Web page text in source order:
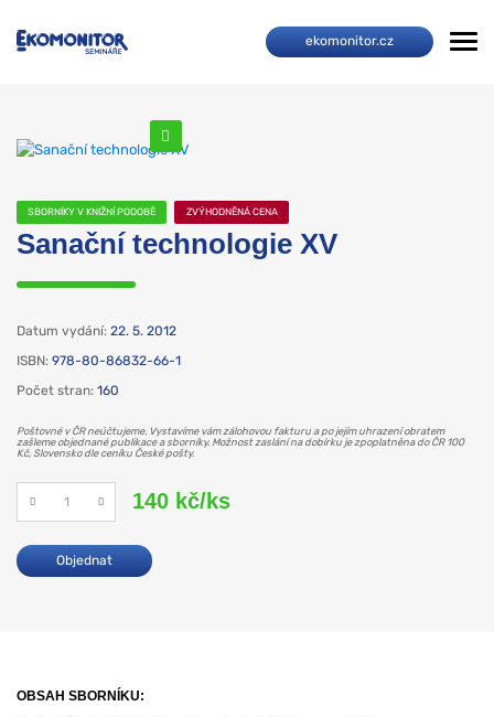
ekomonitor.cz
SBORNÍKY V KNIŽNÍ PODOBĚ ZVÝHODNĚNÁ CENA
Sanační technologie XV
Datum vydání: 22. 5. 2012
ISBN: 978-80-86832-66-1
Počet stran: 160
Poštovné v ČR neúčtujeme. Vystavíme vám zálohovou fakturu a po jejím uhrazení obratem
zašleme objednané publikace a sborníky. Možnost zaslání na dobírku je zpoplatněna do ČR 100
Kč, Slovensko dle ceníku České pošty.
Počet 140 kč/ks
Objednat
OBSAH SBORNÍKU: